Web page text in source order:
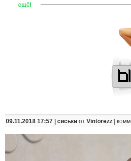
ещё! ———————————
09.11.2018 17:57 | сиськи от Vintorezz